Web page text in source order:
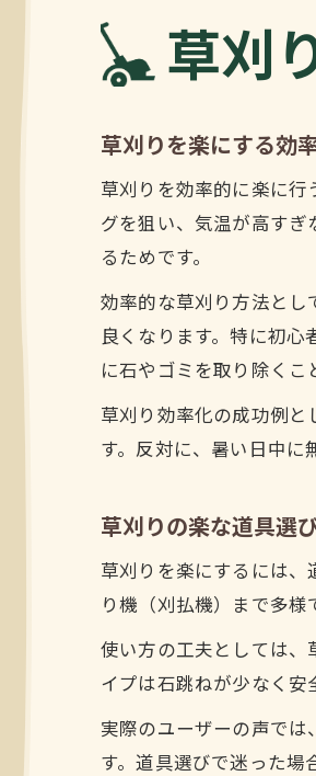
草刈
草刈りを楽にする効
草刈りを効率的に楽に
グを狙い、気温が高す
るためです。
効率的な草刈り方法と
良くなります。特に初
に石やゴミを取り除くこ
草刈り効率化の成功例
す。反対に、暑い日中
草刈りの楽な道具選
草刈りを楽にするには
り機（刈払機）まで多
使い方の工夫としては
イプは石跳ねが少なく
実際のユーザーの声で
す。道具選びで迷った